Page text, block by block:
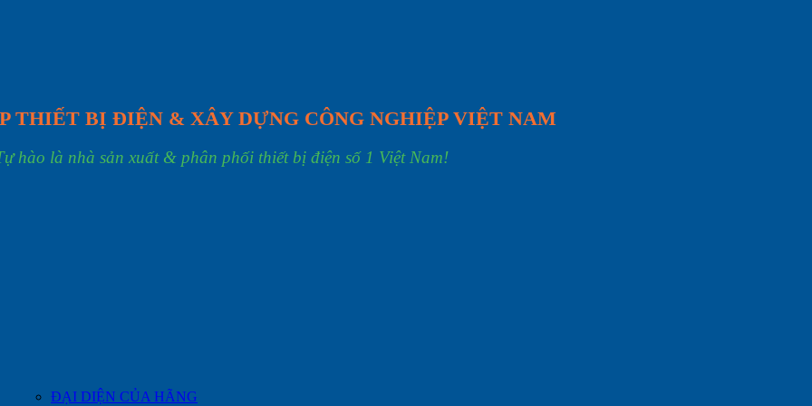
THIẾT BỊ ĐIỆN & XÂY DỰNG CÔNG NGHIỆP VIỆT NAM
hào là nhà sản xuất & phân phối thiết bị điện số 1 Việt Nam!
ĐẠI DIỆN CỦA HÃNG